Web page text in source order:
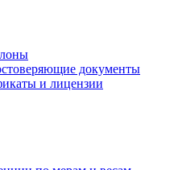
документы
и лицензии